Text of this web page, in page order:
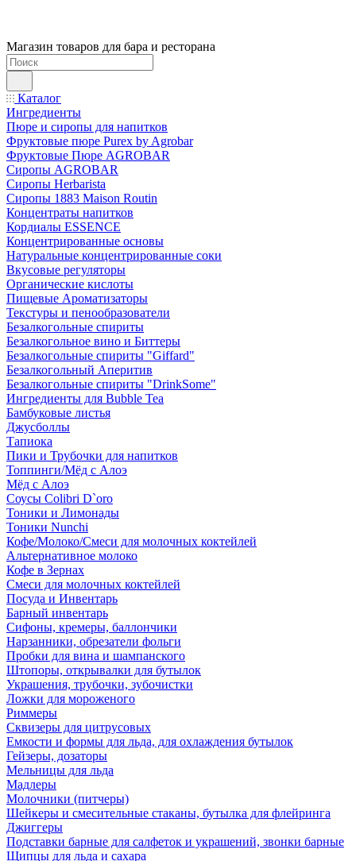
Магазин товаров для бара и ресторана
Каталог
Ингредиенты
Пюре и сиропы для напитков
Фруктовые пюре Purex by Agrobar
Фруктовые Пюре AGROBAR
Сиропы AGROBAR
Сиропы Herbarista
Сиропы 1883 Maison Routin
Концентраты напитков
Кордиалы ESSENCE
Концентрированные основы
Натуральные концентрированные соки
Вкусовые регуляторы
Органические кислоты
Пищевые Ароматизаторы
Текстуры и пенообразователи
Безалкогольные спириты
Безалкогольное вино и Биттеры
Безалкогольные спириты "Giffard"
Безалкогольный Аперитив
Безалкогольные спириты "DrinkSome"
Ингредиенты для Bubble Tea
Бамбуковые листья
Джусболлы
Тапиока
Пики и Трубочки для напитков
Топпинги/Мёд с Алоэ
Мёд с Алоэ
Соусы Colibri D`oro
Тоники и Лимонады
Тоники Nunchi
Кофе/Молоко/Смеси для молочных коктейлей
Альтернативное молоко
Кофе в Зернах
Смеси для молочных коктейлей
Посуда и Инвентарь
Барный инвентарь
Сифоны, кремеры, баллончики
Нарзанники, обрезатели фольги
Пробки для вина и шампанского
Штопоры, открывалки для бутылок
Украшения, трубочки, зубочистки
Ложки для мороженого
Риммеры
Сквизеры для цитрусовых
Емкости и формы для льда, для охлаждения бутылок
Гейзеры, дозаторы
Мельницы для льда
Мадлеры
Молочники (питчеры)
Шейкеры и смесительные стаканы, бутылка для флейринга
Джиггеры
Подставки барные для салфеток и украшений, звонки барные
Щипцы для льда и сахара